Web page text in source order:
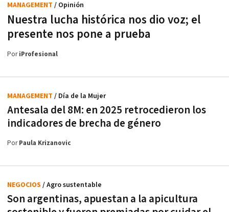
Nuestra lucha histórica nos dio voz; el
presente nos pone a prueba
MANAGEMENT / Opinión
PoriProfesional
Antesala del 8M: en 2025 retrocedieron los
indicadores de brecha de género
MANAGEMENT / Día de la Mujer
PorPaula Krizanovic
Son argentinas, apuestan a la apicultura
NEGOCIOS / Agro sustentable